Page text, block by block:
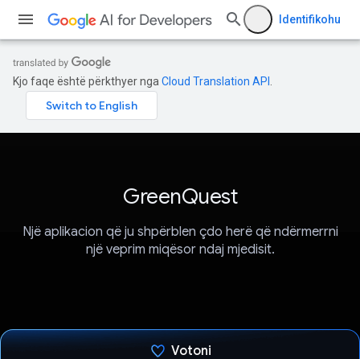
Identifikohu
Kjo faqe është përkthyer nga Cloud Translation API
GreenQuest
Një aplikacion që ju shpërblen çdo herë që ndërmerrni
një veprim miqësor ndaj mjedisit.
Votoni